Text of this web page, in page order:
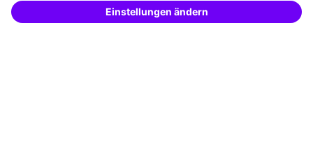
Soziale Verantwortung
– schnell und treffsicher.